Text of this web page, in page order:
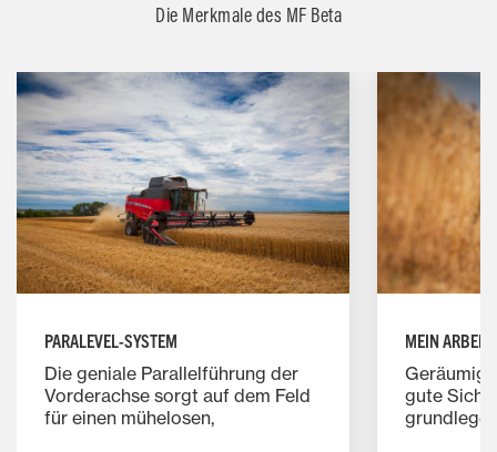
Die Merkmale des MF Beta
PARALEVEL-SYSTEM
Die geniale Parallelführung der
Vorderachse sorgt auf dem Feld
für einen mühelosen,
MEIN
gute Sicht